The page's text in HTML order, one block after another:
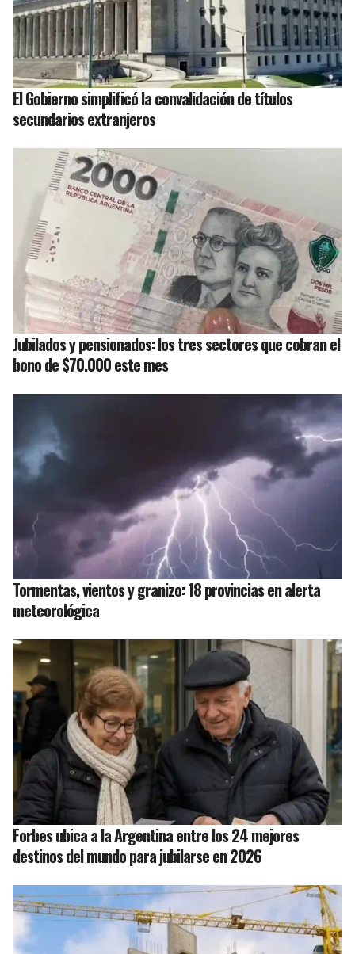
El Gobierno simplificó la convalidación de títulos
secundarios extranjeros
Jubilados y pensionados: los tres sectores que cobran el
bono de $70.000 este mes
Tormentas, vientos y granizo: 18 provincias en alerta
meteorológica
Forbes ubica a la Argentina entre los 24 mejores
destinos del mundo para jubilarse en 2026